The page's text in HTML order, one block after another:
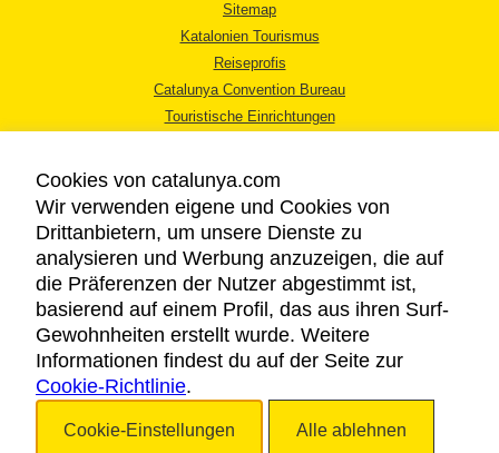
Sitemap
Katalonien Tourismus
Reiseprofis
Catalunya Convention Bureau
Touristische Einrichtungen
RECHTLICHER HINWEIS
DATENSCHUTZICHTLINIE
COOKIES
BARRIEREFREIHEIT
Cookies von catalunya.com
Wir verwenden eigene und Cookies von
Drittanbietern, um unsere Dienste zu
analysieren und Werbung anzuzeigen, die auf
die Präferenzen der Nutzer abgestimmt ist,
basierend auf einem Profil, das aus ihren Surf-
Gewohnheiten erstellt wurde. Weitere
Informationen findest du auf der Seite zur
Cookie-Richtlinie.
Cookie-Einstellungen Alle ablehnen